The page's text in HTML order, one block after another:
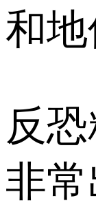
和地
反
非